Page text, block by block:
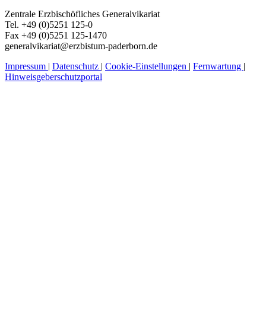
Zentrale Erzbischöfliches Generalvikariat
Tel. +49 (0)5251 125-0
Fax +49 (0)5251 125-1470
generalvikariat@erzbistum-paderborn.de
Impressum | Datenschutz | Cookie-Einstellungen | Fernwartung |
Hinweisgeberschutzportal